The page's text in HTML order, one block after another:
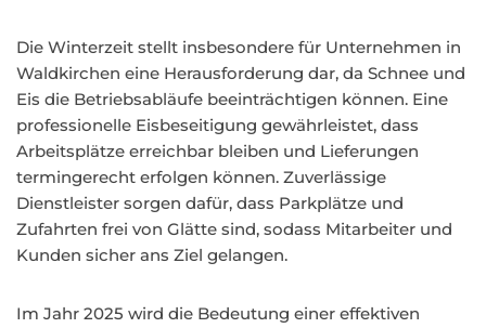
Die Winterzeit stellt insbesondere für Unternehmen in
Waldkirchen eine Herausforderung dar, da Schnee und
Eis die Betriebsabläufe beeinträchtigen können. Eine
professionelle Eisbeseitigung gewährleistet, dass
Arbeitsplätze erreichbar bleiben und Lieferungen
termingerecht erfolgen können. Zuverlässige
Dienstleister sorgen dafür, dass Parkplätze und
Zufahrten frei von Glätte sind, sodass Mitarbeiter und
Kunden sicher ans Ziel gelangen.
Im Jahr 2025 wird die Bedeutung einer effektiven